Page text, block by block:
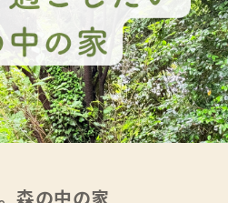
森の中の家